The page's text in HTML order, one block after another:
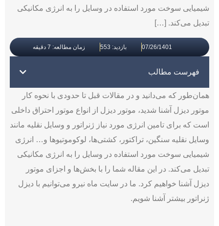
شیمیایی سوخت مورد استفاده در وسایل را به انرژی مکانیکی
تبدیل می‌کند. […]
07/26/1401 بازدید: 553 زمان مطالعه: 7 دقیقه
فهرست مطالب
همان‌طور که می‌دانید و در مقالات قبل تا حدودی با نحوه کار
موتور دیزل آشنا شدید، موتور دیزل از انواع موتور احتراق داخلی
است که برای تامین انرژی مورد نیاز ژنراتور و وسایل نقلیه مانند
وسایل نقلیه سنگین، تراکتور، کشتی‌ها، لوکوموتیوها و… انرژی
شیمیایی سوخت مورد استفاده در وسایل را به انرژی مکانیکی
تبدیل می‌کند. در این مقاله شما را با بخش‌ها و اجزای موتور
دیزل آشنا خواهیم کرد. ما در سایت ماه نیرو می‌توانیم با دیزل
ژنراتور بیشتر آشنا شویم.